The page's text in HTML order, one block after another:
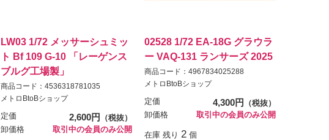
LW03 1/72 メッサーシュミッ
ト Bf 109 G-10 「レーゲンス
ブルグ工場製」
商品コード：4536318781035
メトロBtoBショップ
定価 2,600円
（税抜）
卸価格
取引中の会員のみ公開
02528 1/72 EA-18G グラウラ
ー VAQ-131 ランサーズ 2025
商品コード：4967834025288
メトロBtoBショップ
定価 4,300円
（税抜）
卸価格
取引中の会員のみ公開
在庫 残り 2 個